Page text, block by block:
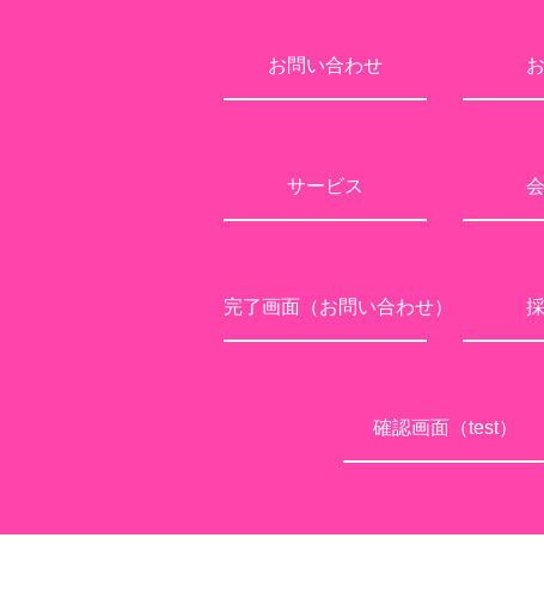
お問い合わせ
サービス
完了画面（お問い合わせ）
確認画面（test）